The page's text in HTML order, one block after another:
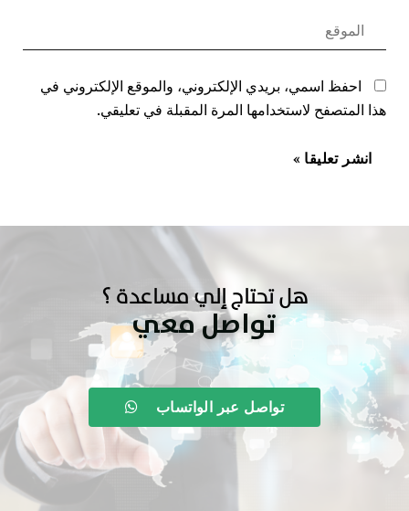
احفظ اسمي، بريدي الإلكتروني، والموقع الإلكتروني في
هذا المتصفح لاستخدامها المرة المقبلة في تعليقي.
هل تحتاج إلي مساعدة ؟
تواصل معي
تواصل عبر الواتساب